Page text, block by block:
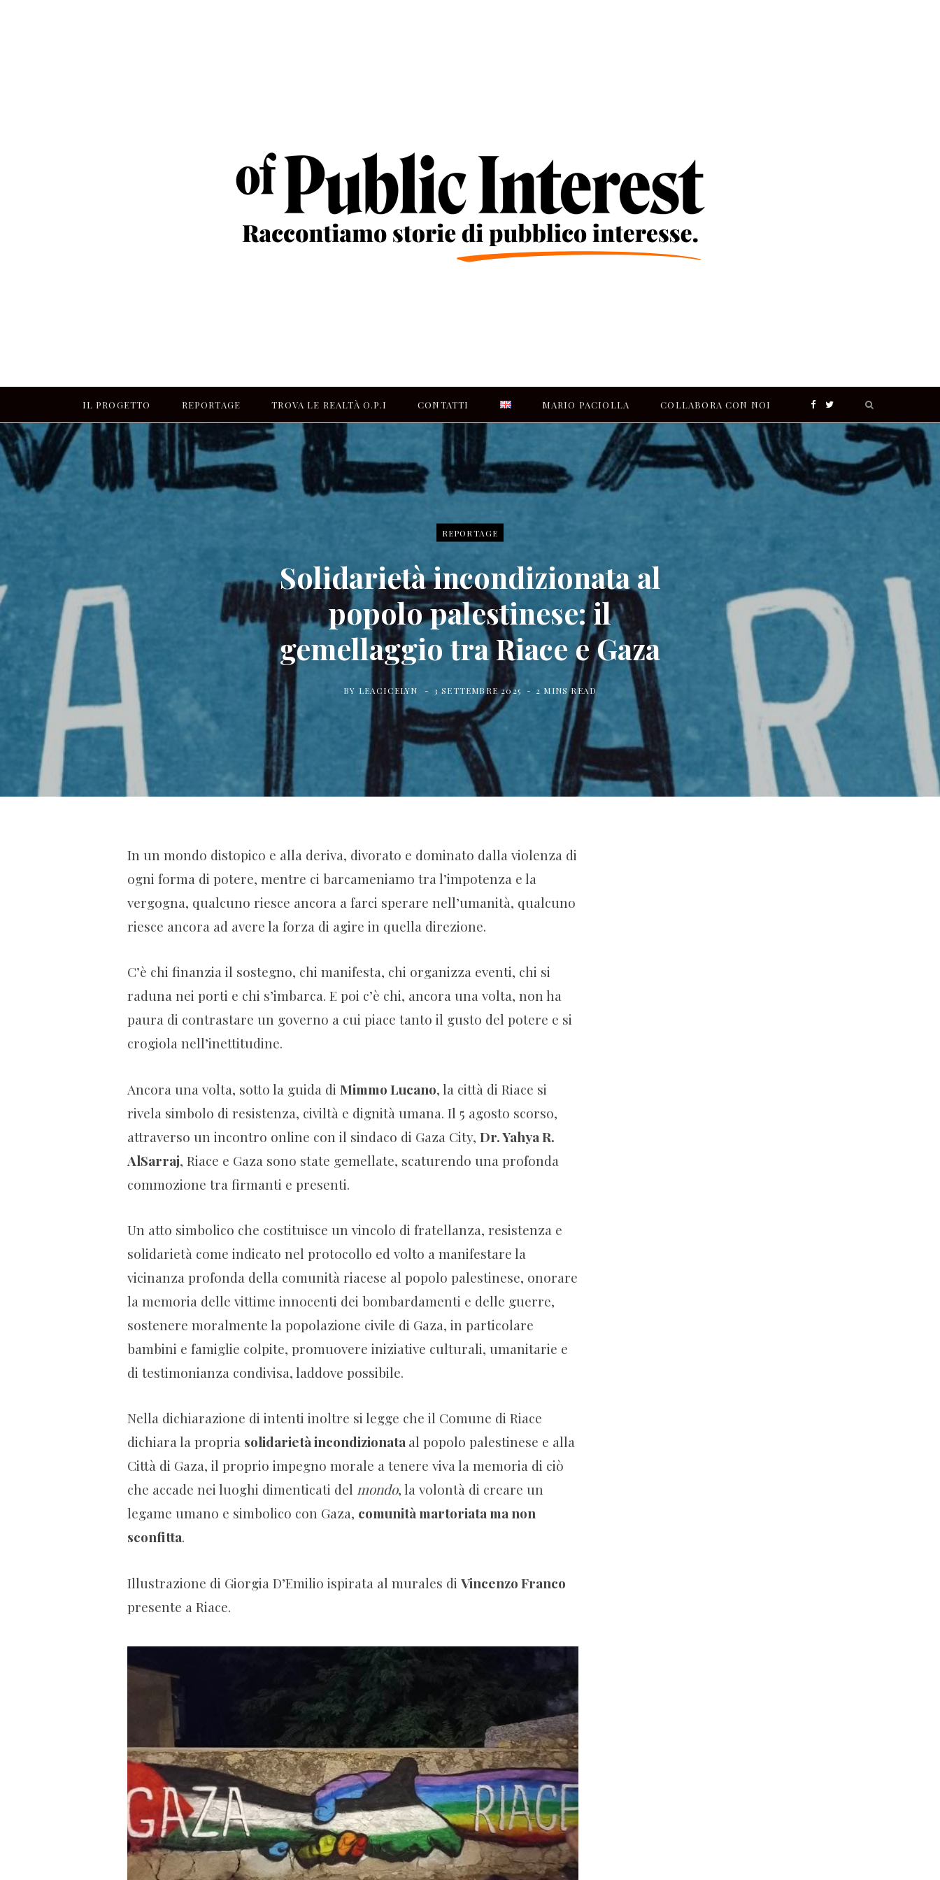
F
c
o
T
n
g
a
m
IL PROGETTO REPORTAGE TROVA LE REALTÀ O.P.I CONTATTI MARIO PACIOLLA COLLABORA CON NOI
for:
REPORTAGE
Solidarietà incondizionata al
popolo palestinese: il
gemellaggio tra Riace e Gaza
BY LEACICELYN 3 SETTEMBRE 2025 2 MINS READ
In un mondo distopico e alla deriva, divorato e dominato dalla violenza di
ogni forma di potere, mentre ci barcameniamo tra l’impotenza e la
vergogna, qualcuno riesce ancora a farci sperare nell’umanità, qualcuno
riesce ancora ad avere la forza di agire in quella direzione.
C’è chi finanzia il sostegno, chi manifesta, chi organizza eventi, chi si
raduna nei porti e chi s’imbarca. E poi c’è chi, ancora una volta, non ha
paura di contrastare un governo a cui piace tanto il gusto del potere e si
crogiola nell’inettitudine.
Ancora una volta, sotto la guida di Mimmo Lucano, la città di Riace si
rivela simbolo di resistenza, civiltà e dignità umana. Il 5 agosto scorso,
attraverso un incontro online con il sindaco di Gaza City, Dr. Yahya R.
AlSarraj, Riace e Gaza sono state gemellate, scaturendo una profonda
commozione tra firmanti e presenti.
Un atto simbolico che costituisce un vincolo di fratellanza, resistenza e
solidarietà come indicato nel protocollo ed volto a manifestare la
vicinanza profonda della comunità riacese al popolo palestinese, onorare
la memoria delle vittime innocenti dei bombardamenti e delle guerre,
sostenere moralmente la popolazione civile di Gaza, in particolare
bambini e famiglie colpite, promuovere iniziative culturali, umanitarie e
di testimonianza condivisa, laddove possibile.
Nella dichiarazione di intenti inoltre si legge che il Comune di Riace
dichiara la propria solidarietà incondizionataal popolo palestinese e alla
Città di Gaza, il proprio impegno morale a tenere viva la memoria di ciò
che accade nei luoghi dimenticati del mondo, la volontà di creare un
legame umano e simbolico con Gaza, comunità martoriata ma non
sconfitta.
Illustrazione di Giorgia D’Emilio ispirata al murales di Vincenzo Franco
presente a Riace.